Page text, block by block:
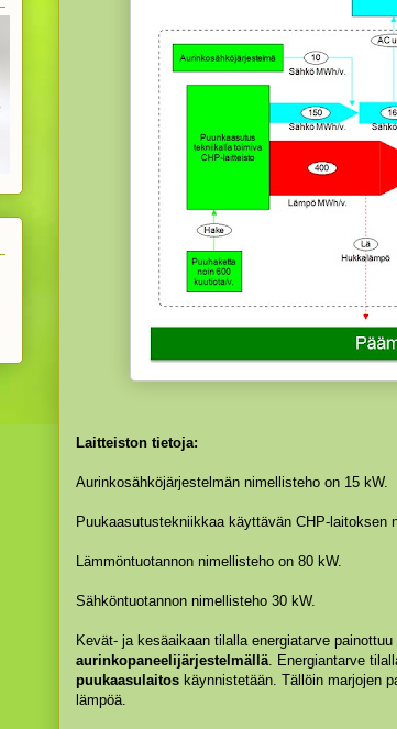
Laitteiston tietoja:
Aurinkosähköjärjestelmän nimellisteho on 15 kW.
Puukaasutustekniikkaa käyttävän CHP-laitoksen
Lämmöntuotannon nimellisteho on 80 kW.
Sähköntuotannon nimellisteho 30 kW.
Kevät- ja kesäaikaan tilalla energiatarve
aurinkopaneelijärjestelmällä. Energiantarve
puukaasulaitos käynnistetään. Tällöin marjojen
lämpöä.